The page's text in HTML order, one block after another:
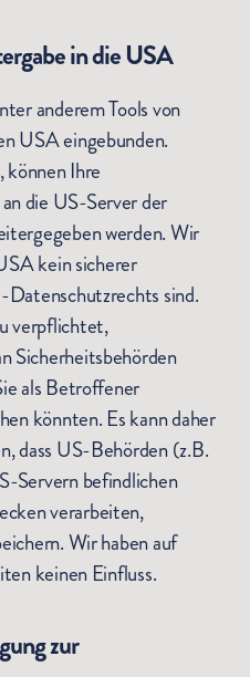
in die USA
anderem Tools von
USA eingebunden.
können Ihre
die US-Server der
werden. Wir
kein sicherer
sind.
verpflichtet,
Sicherheitsbehörden
als Betroffener
könnten. Es kann daher
dass US-Behörden (z.B.
Servern befindlichen
verarbeiten,
Wir haben auf
keinen Einfluss.
zur